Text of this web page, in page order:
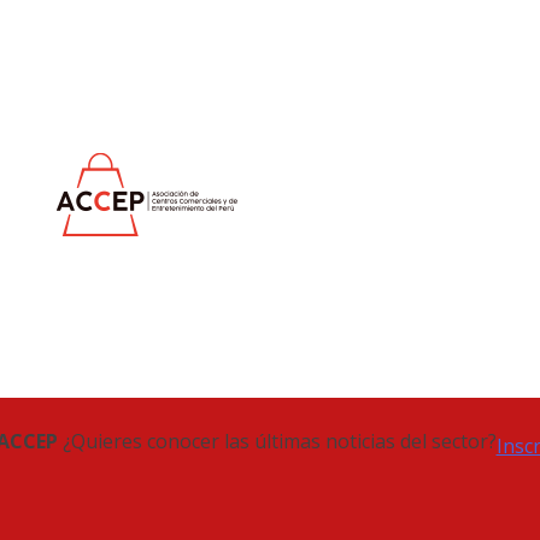
¿Quieres conocer las últimas noticias del sector?